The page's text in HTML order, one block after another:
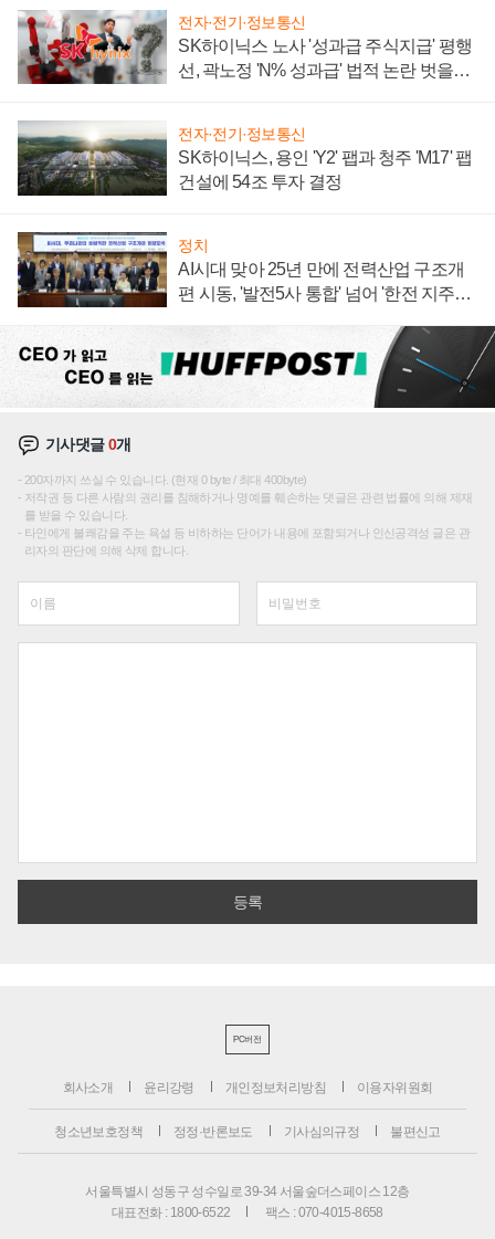
전자·전기·정보통신
SK하이닉스 노사 '성과급 주식지급' 평행
선, 곽노정 'N% 성과급' 법적 논란 벗을지
전자·전기·정보통신
SK하이닉스, 용인 'Y2' 팹과 청주 'M17' 팹
건설에 54조 투자 결정
정치
AI시대 맞아 25년 만에 전력산업 구조개
편 시동, '발전5사 통합' 넘어 '한전 지주사'
기사댓글0개
200자까지 쓰실 수 있습니다. (현재 0 byte / 최대 400byte)
저작권 등 다른 사람의 권리를 침해하거나 명예를 훼손하는 댓글은 관련 법률에 의해 제재
를 받을 수 있습니다.
타인에게 불쾌감을 주는 욕설 등 비하하는 단어가 내용에 포함되거나 인신공격성 글은 관
리자의 판단에 의해 삭제 합니다.
PC버전
회사소개 윤리강령 개인정보처리방침 이용자위원회
청소년보호정책 정정·반론보도 기사심의규정 불편신고
서울특별시 성동구 성수일로 39-34 서울숲더스페이스 12층
대표전화 : 1800-6522
팩스 : 070-4015-8658